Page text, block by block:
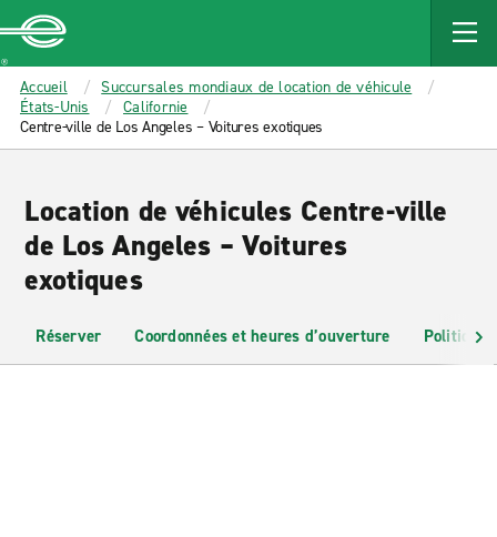
MAIN
CONTENT
Enterprise
Accueil
Succursales mondiaux de location de véhicule
États-Unis
Californie
Centre-ville de Los Angeles – Voitures exotiques
Location de véhicules Centre-ville
de Los Angeles – Voitures
exotiques
Réserver Coordonnées et heures d’ouverture Politiques